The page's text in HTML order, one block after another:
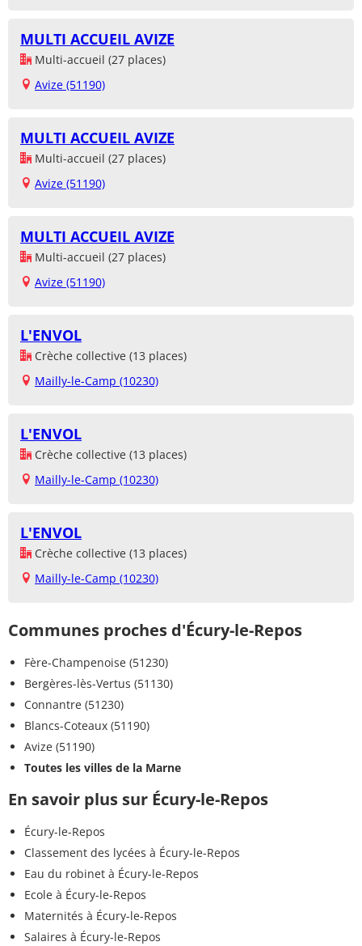
MULTI ACCUEIL AVIZE
Multi-accueil (27 places)
Avize (51190)
MULTI ACCUEIL AVIZE
Multi-accueil (27 places)
Avize (51190)
MULTI ACCUEIL AVIZE
Multi-accueil (27 places)
Avize (51190)
L'ENVOL
Crèche collective (13 places)
Mailly-le-Camp (10230)
L'ENVOL
Crèche collective (13 places)
Mailly-le-Camp (10230)
L'ENVOL
Crèche collective (13 places)
Mailly-le-Camp (10230)
Communes proches d'Écury-le-Repos
Fère-Champenoise (51230)
Bergères-lès-Vertus (51130)
Connantre (51230)
Blancs-Coteaux (51190)
Avize (51190)
Toutes les villes de la Marne
En savoir plus sur Écury-le-Repos
Écury-le-Repos
Classement des lycées à Écury-le-Repos
Eau du robinet à Écury-le-Repos
Ecole à Écury-le-Repos
Maternités à Écury-le-Repos
Salaires à Écury-le-Repos